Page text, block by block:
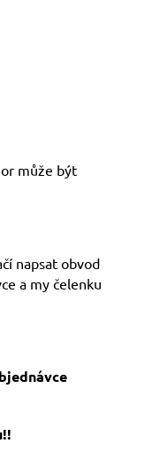
může být
napsat obvod
a my čelenku